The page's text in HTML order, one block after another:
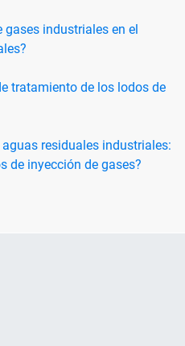
gases industriales en el
tratamiento de los lodos de
residuales industriales:
de inyección de gases?